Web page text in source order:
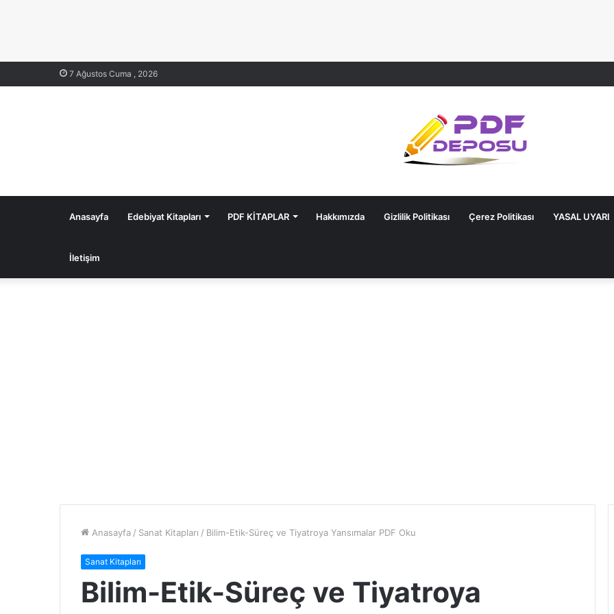
7 Ağustos Cuma , 2026
Anasayfa Edebiyat Kitapları PDF KİTAPLAR Hakkımızda Gizlilik Politikası Çerez Politikası YASAL UYARI
İletişim
Anasayfa / Sanat Kitapları / Bilim-Etik-Süreç ve Tiyatroya Yansımalar PDF Oku
Sanat Kitapları
Bilim-Etik-Süreç ve Tiyatroya